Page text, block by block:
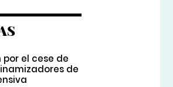
por el cese de
de